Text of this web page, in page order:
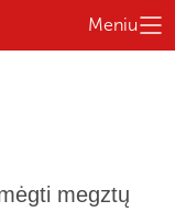
Meniu
megztų